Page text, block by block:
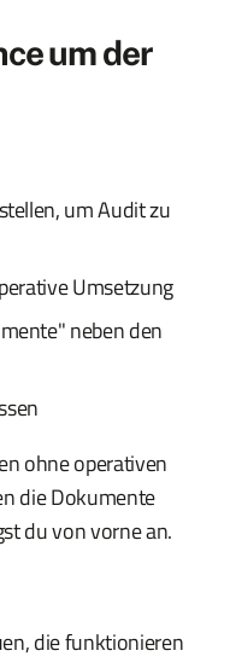
um der
um Audit zu
Umsetzung
neben den
ohne operativen
die Dokumente
du von vorne an.
die funktionieren